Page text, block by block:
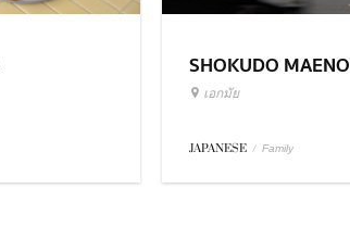
SHOKUDO MAENO
เอกมัย
JAPANESE / Family